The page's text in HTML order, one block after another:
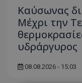
Καύσωνας
Μέχρι την
υδράργυρος
08.08.2026 - 15:03